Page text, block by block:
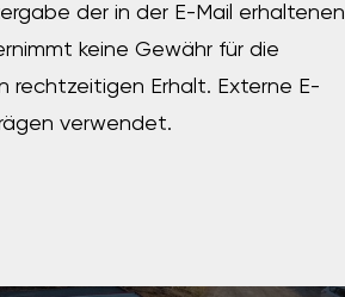
der in der E-Mail erhaltenen
keine Gewähr für die
rechtzeitigen Erhalt. Externe E-
verwendet.